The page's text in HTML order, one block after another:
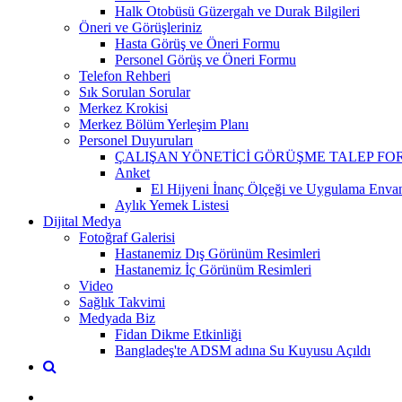
Halk Otobüsü Güzergah ve Durak Bilgileri
Öneri ve Görüşleriniz
Hasta Görüş ve Öneri Formu
Personel Görüş ve Öneri Formu
Telefon Rehberi
Sık Sorulan Sorular
Merkez Krokisi
Merkez Bölüm Yerleşim Planı
Personel Duyuruları
ÇALIŞAN YÖNETİCİ GÖRÜŞME TALEP
Anket
El Hijyeni İnanç Ölçeği ve Uygulama
Aylık Yemek Listesi
Dijital Medya
Fotoğraf Galerisi
Hastanemiz Dış Görünüm Resimleri
Hastanemiz İç Görünüm Resimleri
Video
Sağlık Takvimi
Medyada Biz
Fidan Dikme Etkinliği
Bangladeş'te ADSM adına Su Kuyusu Açıldı